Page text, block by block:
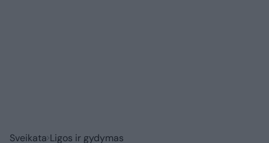
Sveikata Ligos ir gydymas